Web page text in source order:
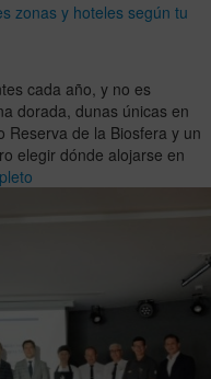
zonas y hoteles según tu
cada año, y no es
dorada, dunas únicas en
Reserva de la Biosfera y un
elegir dónde alojarse en